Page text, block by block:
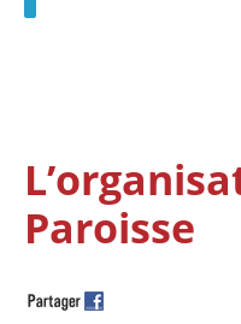
Paroisse